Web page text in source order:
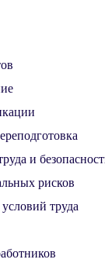
и
рисков
труда